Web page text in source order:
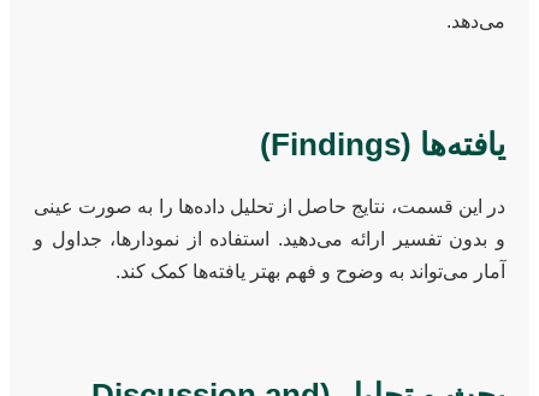
می‌دهد.
یافته‌ها (Findings)
در این قسمت، نتایج حاصل از تحلیل داده‌ها را به صورت عینی
و بدون تفسیر ارائه می‌دهید. استفاده از نمودارها، جداول و
آمار می‌تواند به وضوح و فهم بهتر یافته‌ها کمک کند.